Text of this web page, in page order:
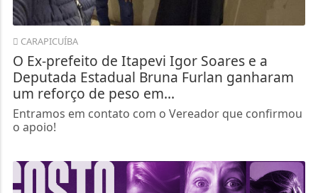
CARAPICUÍBA
O Ex-prefeito de Itapevi Igor Soares e a
Deputada Estadual Bruna Furlan ganharam
um reforço de peso em...
Entramos em contato com o Vereador que confirmou
o apoio!